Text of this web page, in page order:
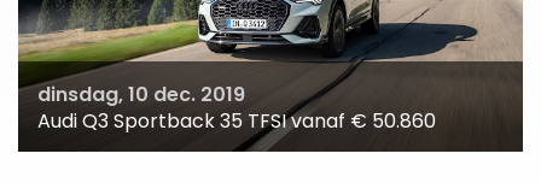
dinsdag, 10 dec. 2019
Audi Q3 Sportback 35 TFSI vanaf € 50.860